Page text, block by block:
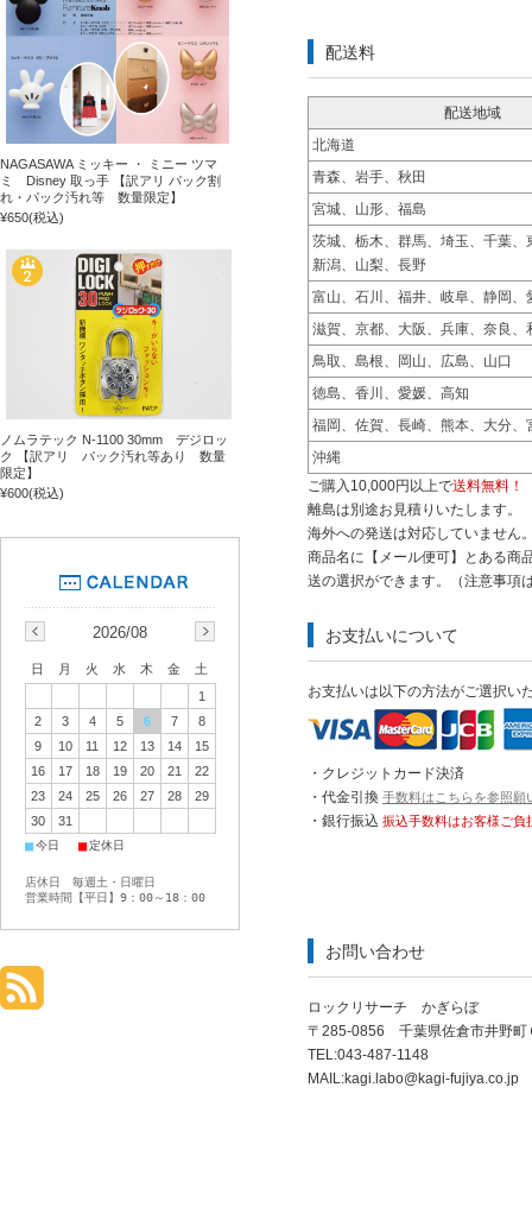
配送料
配送地域
北海道
青森、岩手、秋田
宮城、山形、福島
茨城、栃木、群馬、埼玉、千葉、
新潟、山梨、長野
富山、石川、福井、岐阜、静岡、
滋賀、京都、大阪、兵庫、奈良、
鳥取、島根、岡山、広島、山口
徳島、香川、愛媛、高知
福岡、佐賀、長崎、熊本、大分、
沖縄
ご購入10,000円以上で送料無料！
離島は別途お見積りいたします。
海外への発送は対応していません
商品名に【メール便可】とある商
送の選択ができます。（注意事項
お支払いについて
お支払いは以下の方法がご選択い
・クレジットカード決済
・代金引換 手数料はこちらを参照願
・銀行振込 振込手数料はお客様ご負
お問い合わせ
ロックリサーチ かぎらぼ
〒285-0856 千葉県佐倉市井野町
TEL:043-487-1148
MAIL:kagi.labo@kagi-fujiya.co.jp
NAGASAWA ミッキー ・ ミニー ツマ
ミ Disney 取っ手 【訳アリ パック割
れ・パック汚れ等 数量限定】
¥650(税込)
ノムラテック N-1100 30mm デジロッ
ク 【訳アリ パック汚れ等あり 数量
限定】
¥600(税込)
2026/08
日 月 火 水 木 金
土
1
2
3 4 5 6 7
8
9
10 11 12 13 14
15
16
17 18 19 20 21
22
23
24 25 26 27 28
29
30
31
■今日 ■定休日
店休日 毎週土・日曜日
営業時間【平日】9：00～18：00